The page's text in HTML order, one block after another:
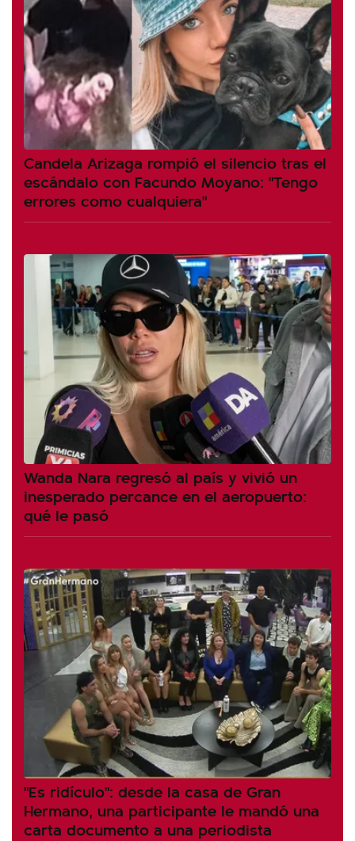
Candela Arizaga rompió el silencio tras el
escándalo con Facundo Moyano: "Tengo
errores como cualquiera"
Wanda Nara regresó al país y vivió un
inesperado percance en el aeropuerto:
qué le pasó
"Es ridículo": desde la casa de Gran
Hermano, una participante le mandó una
carta documento a una periodista